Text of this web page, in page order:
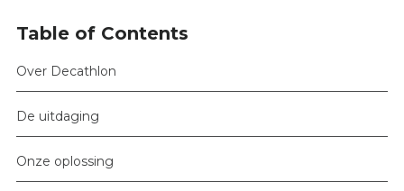
Table of Contents
Over Decathlon
De uitdaging
Onze oplossing